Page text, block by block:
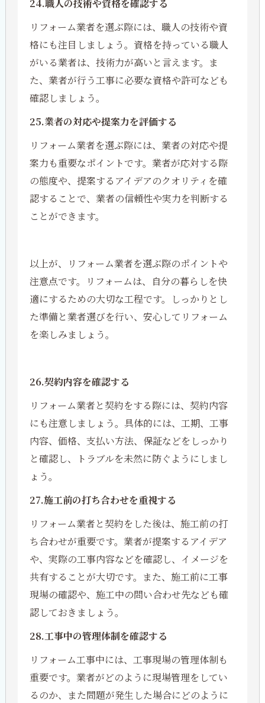
24.職人の技術や資格を確認する
リフォーム業者を選ぶ際には、職人の技術や資
格にも注目しましょう。資格を持っている職人
がいる業者は、技術力が高いと言えます。ま
た、業者が行う工事に必要な資格や許可なども
確認しましょう。
25.業者の対応や提案力を評価する
リフォーム業者を選ぶ際には、業者の対応や提
案力も重要なポイントです。業者が応対する際
の態度や、提案するアイデアのクオリティを確
認することで、業者の信頼性や実力を判断する
ことができます。
以上が、リフォーム業者を選ぶ際のポイントや
注意点です。リフォームは、自分の暮らしを快
適にするための大切な工程です。しっかりとし
た準備と業者選びを行い、安心してリフォーム
を楽しみましょう。
26.契約内容を確認する
リフォーム業者と契約をする際には、契約内容
にも注意しましょう。具体的には、工期、工事
内容、価格、支払い方法、保証などをしっかり
と確認し、トラブルを未然に防ぐようにしまし
ょう。
27.施工前の打ち合わせを重視する
リフォーム業者と契約をした後は、施工前の打
ち合わせが重要です。業者が提案するアイデア
や、実際の工事内容などを確認し、イメージを
共有することが大切です。また、施工前に工事
現場の確認や、施工中の問い合わせ先なども確
認しておきましょう。
28.工事中の管理体制を確認する
リフォーム工事中には、工事現場の管理体制も
重要です。業者がどのように現場管理をしてい
るのか、また問題が発生した場合にどのように